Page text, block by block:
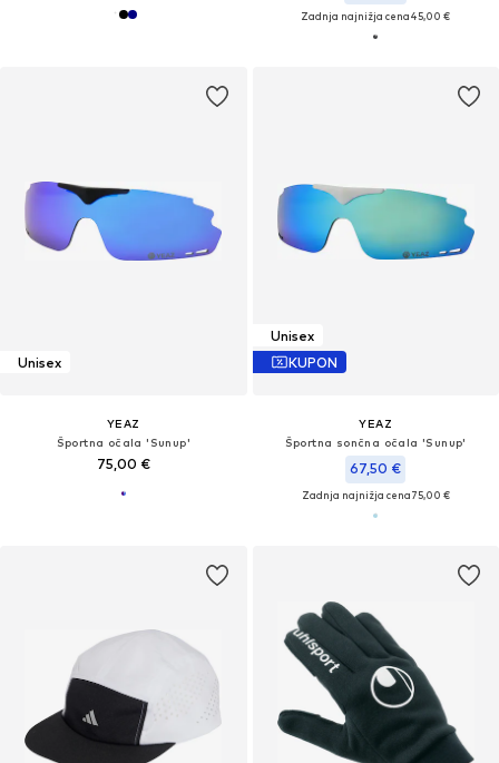
Zadnja najnižja cena45,00 €
Unisex
YEAZ
Športna očala 'Sunup'
75,00 €
Unisex
KUPON
YEAZ
Športna sončna očala 'Sunup'
67,50 €
Zadnja najnižja cena75,00 €